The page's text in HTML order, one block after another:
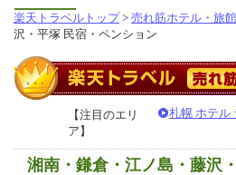
楽天トラベルトップ> 売れ筋ホテル・旅
沢・平塚 民宿・ペンション
【注目のエリ
ア】
札幌 ホテル
湘南・鎌倉・江ノ島・藤沢